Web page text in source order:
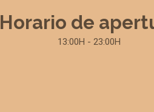
Horario de
13:00H - 23:00H